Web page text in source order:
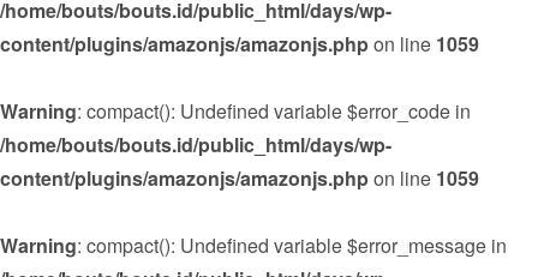
/home/bouts/bouts.id/public_html/days/wp-
content/plugins/amazonjs/amazonjs.phpon line 1059
Warning: compact(): Undefined variable $error_code in
/home/bouts/bouts.id/public_html/days/wp-
content/plugins/amazonjs/amazonjs.phpon line 1059
Warning: compact(): Undefined variable $error_message in